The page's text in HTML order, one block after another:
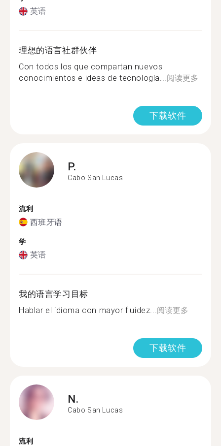
英语
理想的语言社群伙伴
Con todos los que compartan nuevos
conocimientos e ideas de tecnología...阅读更多
下载软件
P.
Cabo San Lucas
流利
西班牙语
学
英语
我的语言学习目标
Hablar el idioma con mayor fluidez...阅读更多
下载软件
N.
Cabo San Lucas
流利